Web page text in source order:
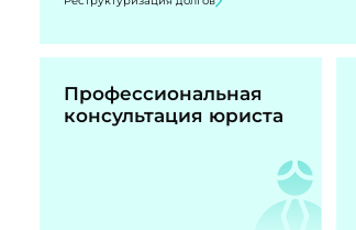
Профессиональная
консультация юриста